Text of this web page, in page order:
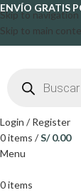
Skip to navigation
Skip to main
ENVÍO GRATIS
Login / Register
0items /S/0.00
Menu
0items